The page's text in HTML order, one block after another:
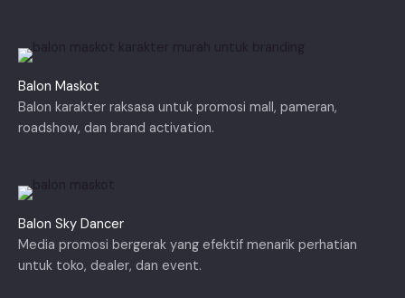
Balon Maskot
Balon karakter raksasa untuk promosi mall, pameran,
roadshow, dan brand activation.
Balon Sky Dancer
Media promosi bergerak yang efektif menarik perhatian
untuk toko, dealer, dan event.